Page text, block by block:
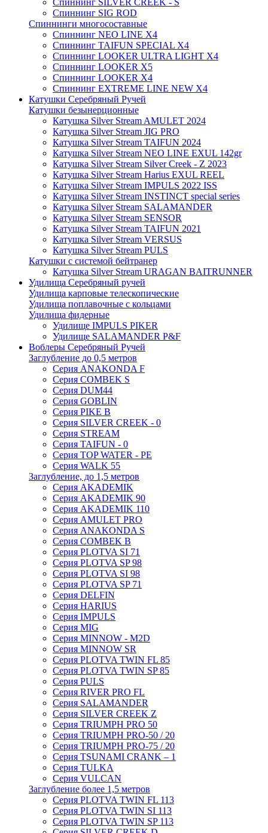
Спиннинг SILVER CREEK - S
Спиннинг SIG ROD
Спиннинги многосоставные
Спиннинг NEO LINE X4
Спиннинг TAIFUN SPECIAL X4
Спиннинг LOOKER ULTRA LIGHT X4
Спиннинг LOOKER X5
Спиннинг LOOKER X4
Спиннинг EXTREME LINE NEW X4
Катушки Серебряный Ручей
Катушки безынерционные
Катушка Silver Stream AMULET 2024
Катушка Silver Stream JIG PRO
Катушка Silver Stream TAIFUN 2024
Катушка Silver Stream NEO LINE EXUL 142gr
Катушка Silver Stream Silver Creek - Z 2023
Катушка Silver Stream Harius EXUL REEL
Катушка Silver Stream IMPULS 2022 ISS
Катушка Silver Stream INSTINCT special series
Катушка Silver Stream SALAMANDER
Катушка Silver Stream SENSOR
Катушка Silver Stream TAIFUN 2021
Катушка Silver Stream VERSUS
Катушка Silver Stream PULS
Катушки с системой бейтранер
Катушка Silver Stream URAGAN BAITRUNNER
Удилища Серебряный ручей
Удилища карповые телескопические
Удилища поплавочные с кольцами
Удилища фидерные
Удилище IMPULS PIKER
Удилище SALAMANDER P&F
Воблеры Серебряный Ручей
Заглубление до 0,5 метров
Серия ANAKONDA F
Серия COMBEK S
Серия DUM44
Серия GOBLIN
Серия PIKE B
Серия SILVER CREEK - 0
Серия STREAM
Серия TAIFUN - 0
Серия TOP WATER - PE
Серия WALK 55
Заглубление, до 1,5 метров
Серия AKADEMIK
Серия AKADEMIK 90
Серия AKADEMIK 110
Серия AMULET PRO
Серия ANAKONDA S
Серия COMBEK B
Серия PLOTVA SI 71
Серия PLOTVA SP 98
Серия PLOTVA SI 98
Серия PLOTVA SP 71
Серия DELFIN
Серия HARIUS
Серия IMPULS
Серия MIG
Серия MINNOW - M2D
Серия MINNOW SR
Серия PLOTVA TWIN FL 85
Серия PLOTVA TWIN SP 85
Серия PULS
Серия RIVER PRO FL
Серия SALAMANDER
Серия SILVER CREEK Z
Серия TRIUMPH PRO 50
Серия TRIUMPH PRO-50 / 20
Серия TRIUMPH PRO-75 / 20
Серия TSUNAMI CRANK – 1
Серия TULKA
Серия VULCAN
Заглубление более 1,5 метров
Серия PLOTVA TWIN FL 113
Серия PLOTVA TWIN SI 113
Серия PLOTVA TWIN SP 113